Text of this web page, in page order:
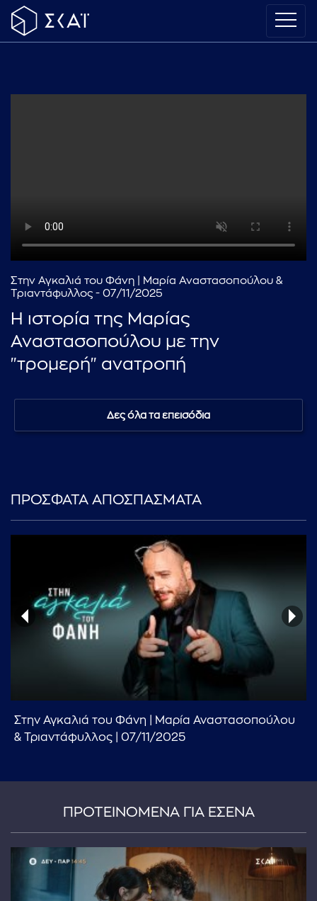
...πληκτρολογήστε κείμενο προς αναζήτηση
Στην Αγκαλιά του Φάνη | Μαρία Αναστασοπούλου &
Τριαντάφυλλος - 07/11/2025
Η ιστορία της Μαρίας
Αναστασοπούλου με την
"τρομερή" ανατροπή
Δες όλα τα επεισόδια
ΠΡΟΣΦΑΤΑ ΑΠΟΣΠΑΣΜΑΤΑ
Στην Αγκαλιά του Φάνη | Μαρία Αναστασοπούλου
& Τριαντάφυλλος | 07/11/2025
ΠΡΟΤΕΙΝΟΜΕΝΑ ΓΙΑ ΕΣΕΝΑ